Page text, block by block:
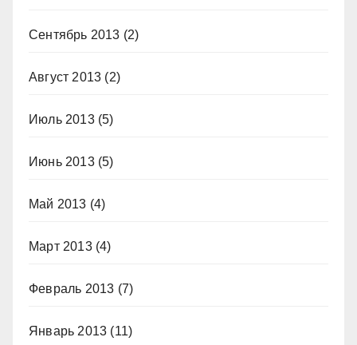
Сентябрь 2013 (2)
Август 2013 (2)
Июль 2013(5)
Июнь 2013(5)
Май 2013 (4)
Март 2013(4)
Февраль 2013 (7)
Январь 2013 (11)